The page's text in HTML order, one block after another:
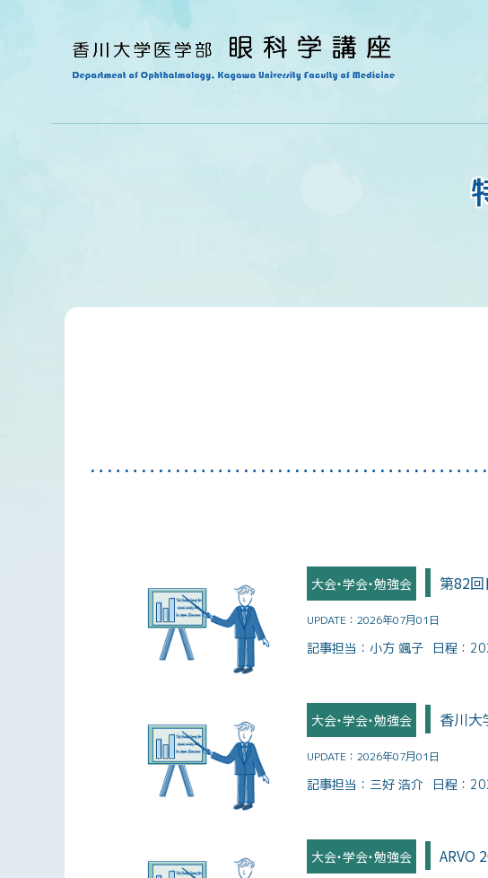
大会・学会・勉強会 第82回
UPDATE： 2026年07月01日
記事担当： 小方 颯子 日程：
大会・学会・勉強会 香川大
UPDATE： 2026年07月01日
記事担当： 三好 浩介 日程：
大会・学会・勉強会 ARVO